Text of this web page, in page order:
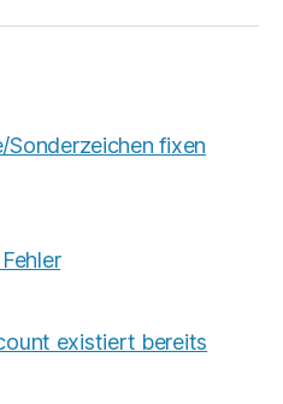
Sonderzeichen fixen
existiert bereits